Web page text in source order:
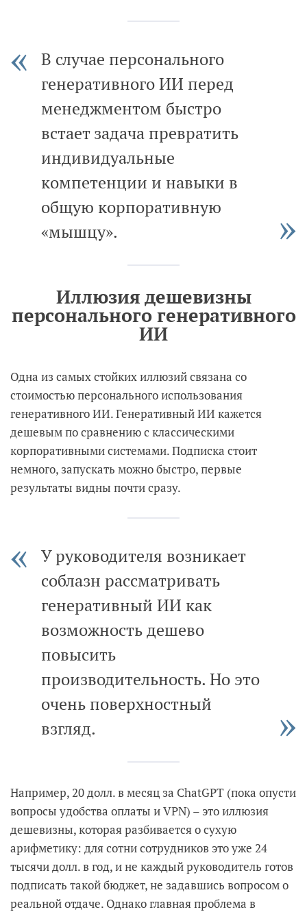
В случае персонального
генеративного ИИ перед
менеджментом быстро
встает задача превратить
индивидуальные
компетенции и навыки в
общую корпоративную
«мышцу».
Иллюзия дешевизны
персонального генеративного
ИИ
Одна из самых стойких иллюзий связана со
стоимостью персонального использования
генеративного ИИ. Генеративный ИИ кажется
дешевым по сравнению с классическими
корпоративными системами. Подписка стоит
немного, запускать можно быстро, первые
результаты видны почти сразу.
У руководителя возникает
соблазн рассматривать
генеративный ИИ как
возможность дешево
повысить
производительность. Но это
очень поверхностный
взгляд.
Например, 20 долл. в месяц за ChatGPT (пока опусти
вопросы удобства оплаты и VPN) – это иллюзия
дешевизны, которая разбивается о сухую
арифметику: для сотни сотрудников это уже 24
тысячи долл. в год, и не каждый руководитель готов
подписать такой бюджет, не задавшись вопросом о
реальной отдаче. Однако главная проблема в